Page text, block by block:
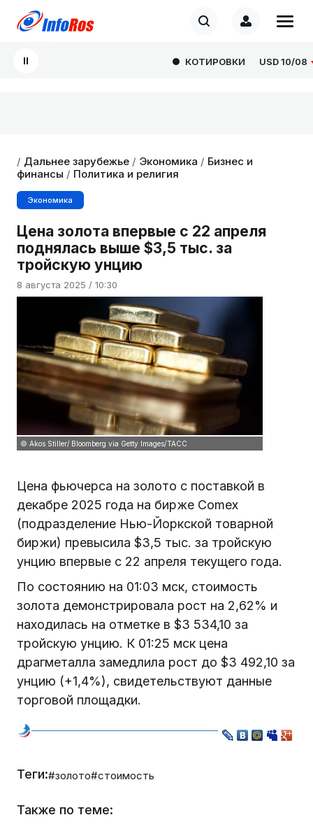
КОТИРОВКИ USD10/08
/ Дальнее зарубежье / Экономика / Бизнес и
финансы / Политика и религия
Экономика
Цена золота впервые с 22 апреля
поднялась выше $3,5 тыс. за
тройскую унцию
8 августа 2025 / 10:30
© Akos Stiller/ Bloomberg via Getty Images/ТАСС
Цена фьючерса на золото с поставкой в
декабре 2025 года на бирже Comex
(подразделение Нью-Йоркской товарной
биржи) превысила $3,5 тыс. за тройскую
унцию впервые с 22 апреля текущего года.
По состоянию на 01:03 мск, стоимость
золота демонстрировала рост на 2,62% и
находилась на отметке в $3 534,10 за
тройскую унцию. К 01:25 мск цена
драгметалла замедлила рост до $3 492,10 за
унцию (+1,4%), свидетельствуют данные
торговой площадки.
Теги:#золото#стоимость
Также по теме: